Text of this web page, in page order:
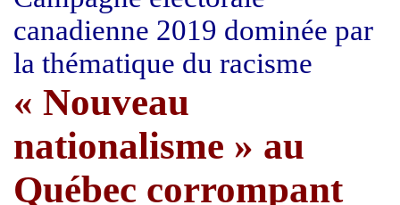
canadienne 2019 dominée par
la thématique du racisme
« Nouveau
nationalisme » au
Québec corrompant